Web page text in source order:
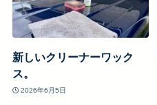
新しいクリーナーワック
ス。
2026年6月5日